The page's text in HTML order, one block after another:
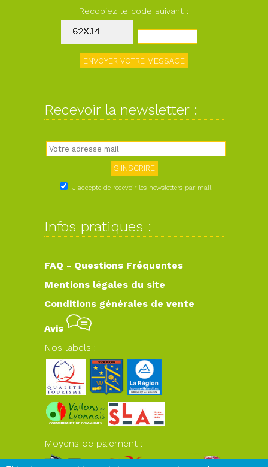
Recopiez le code suivant :
Recevoir la newsletter :
J'accepte de recevoir les newsletters par mail
Infos pratiques :
FAQ - Questions Fréquentes
Mentions légales du site
Conditions générales de vente
Avis
Nos labels :
Moyens de paiement :